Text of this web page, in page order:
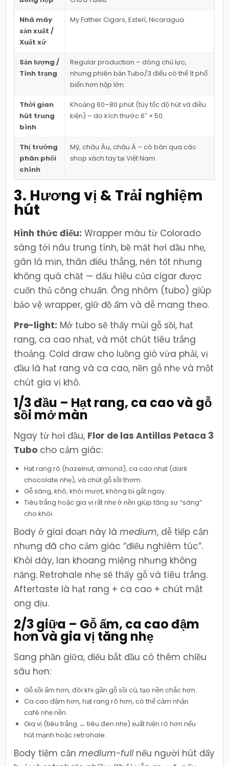
Nhà máy
sản xuất /
Xuất xứ
My Father Cigars, Estelí, Nicaragua.
Sản lượng /
Tình trạng
Regular production – dòng chủ lực,
nhưng phiên bản Tubo/3 điếu có thể ít phổ
biến hơn hộp lớn.
Thời gian
hút trung
bình
Khoảng 60–80 phút (tùy tốc độ hút và điều
kiện) – do kích thước 6″ × 50.
Thị trường
phân phối
chính
Mỹ, châu Âu, châu Á – có bán qua các
shop xách tay tại Việt Nam.
3. Hương vị & Trải nghiệm
hút
Hình thức điếu: Wrapper màu từ Colorado
sáng tới nâu trung tính, bề mặt hơi dầu nhẹ,
gân lá mịn, thân điếu thẳng, nén tốt nhưng
không quá chặt — dấu hiệu của cigar được
cuốn thủ công chuẩn. Ống nhôm (tubo) giúp
bảo vệ wrapper, giữ độ ẩm và dễ mang theo.
Pre-light: Mở tubo sẽ thấy mùi gỗ sồi, hạt
rang, ca cao nhạt, và một chút tiêu trắng
thoảng. Cold draw cho luồng gió vừa phải, vị
đầu là hạt rang và ca cao, nền gỗ nhẹ và một
chút gia vị khô.
1/3 đầu – Hạt rang, ca cao và gỗ
sồi mở màn
Ngay từ hơi đầu, Flor de las Antillas Petaca 3
Tubo cho cảm giác:
Hạt rang rõ (hazelnut, almond), ca cao nhạt (dark
chocolate nhẹ), và chút gỗ sồi thơm.
Gỗ sáng, khô, khói mượt, không bị gắt ngay.
Tiêu trắng hoặc gia vị rất nhẹ ở nền giúp tăng sự “sáng”
cho khói.
Body ở giai đoạn này làmedium, dễ tiếp cận
nhưng đã cho cảm giác “điếu nghiêm túc”.
Khói dày, lan khoang miệng nhưng không
nặng. Retrohale nhẹ sẽ thấy gỗ và tiêu trắng.
Aftertaste là hạt rang + ca cao + chút mật
ong dịu.
2/3 giữa – Gỗ ấm, ca cao đậm
hơn và gia vị tăng nhẹ
Sang phần giữa, điếu bắt đầu có thêm chiều
sâu hơn:
Gỗ sồi ấm hơn, đôi khi gần gỗ sồi cũ, tạo nền chắc hơn.
Ca cao đậm hơn, hạt rang rõ hơn, có thể cảm nhận
café nhẹ nền.
Gia vị (tiêu trắng → tiêu đen nhẹ) xuất hiện rõ hơn nếu
hút mạnh hoặc retrohale.
Body tiệm cậnmedium-full nếu người hút đẩy